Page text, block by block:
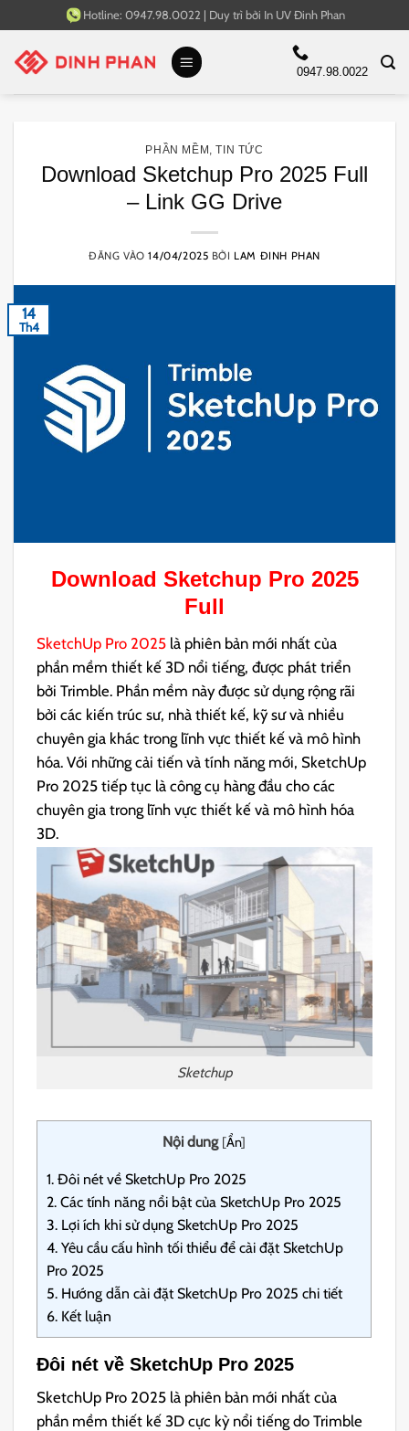
qua
nội
Hotline: 0947.98.0022 | Duy trì bởi In UV Đinh Phan
0947.98.0022
PHẦN MỀM ,TIN TỨC
Download Sketchup Pro 2025 Full
– Link GG Drive
ĐĂNG VÀO14/04/2025 BỞI LAM ĐINH PHAN
14
Th4
Download Sketchup Pro 2025
Full
​SketchUp Pro 2025 là phiên bản mới nhất của
phần mềm thiết kế 3D nổi tiếng, được phát triển
bởi Trimble. Phần mềm này được sử dụng rộng rãi
bởi các kiến trúc sư, nhà thiết kế, kỹ sư và nhiều
chuyên gia khác trong lĩnh vực thiết kế và mô hình
hóa.​ Với những cải tiến và tính năng mới, SketchUp
Pro 2025 tiếp tục là công cụ hàng đầu cho các
chuyên gia trong lĩnh vực thiết kế và mô hình hóa
3D.​
Sketchup
Nội dung [Ẩn]
1. Đôi nét về SketchUp Pro 2025
2. Các tính năng nổi bật của SketchUp Pro 2025
3. Lợi ích khi sử dụng SketchUp Pro 2025
4. Yêu cầu cấu hình tối thiểu để cài đặt SketchUp
Pro 2025
5. Hướng dẫn cài đặt SketchUp Pro 2025 chi tiết
6. Kết luận
Đôi nét về SketchUp Pro 2025
SketchUp Pro 2025 là phiên bản mới nhất của
phần mềm thiết kế 3D cực kỳ nổi tiếng do Trimble